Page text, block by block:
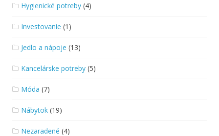
Hygienické potreby (4)
Investovanie (1)
Jedlo a nápoje (13)
Kancelárske potreby (5)
Móda (7)
Nábytok (19)
Nezaradené (4)